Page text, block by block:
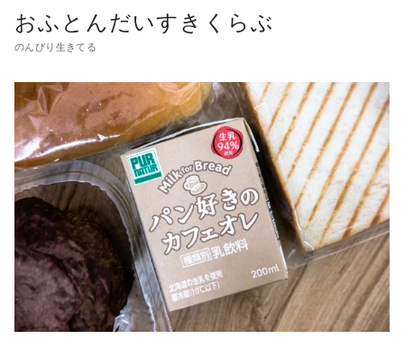
おふとんだいすきくらぶ
のんびり生きてる